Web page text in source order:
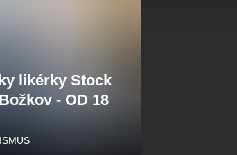
likérky Stock
- OD 18